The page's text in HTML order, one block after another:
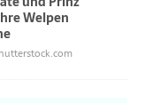
Welpen